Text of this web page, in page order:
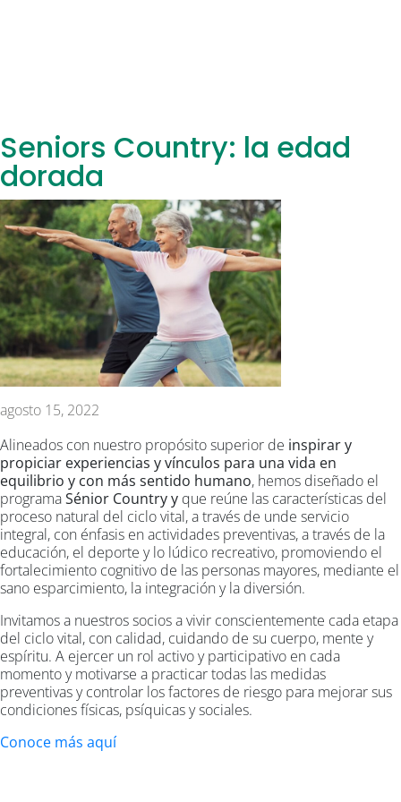
Seniors Country: la edad
dorada
agosto 15, 2022
Alineados con nuestro propósito superior de inspirar y
propiciar experiencias y vínculos para una vida en
equilibrio y con más sentido humano, hemos diseñado el
programaSénior Country y que reúne las características del
proceso natural del ciclo vital, a través de unde servicio
integral, con énfasis en actividades preventivas, a través de la
educación, el deporte y lo lúdico recreativo, promoviendo el
fortalecimiento cognitivo de las personas mayores, mediante el
sano esparcimiento, la integración y la diversión.
Invitamos a nuestros socios a vivir conscientemente cada etapa
del ciclo vital, con calidad, cuidando de su cuerpo, mente y
espíritu. A ejercer un rol activo y participativo en cada
momento y motivarse a practicar todas las medidas
preventivas y controlar los factores de riesgo para mejorar sus
condiciones físicas, psíquicas y sociales.
Conoce más aquí